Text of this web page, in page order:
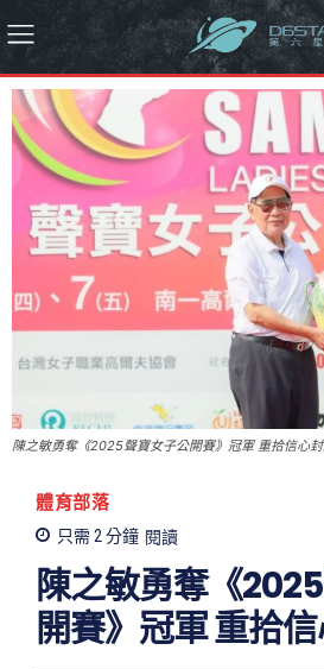
陳之敏勇奪《2025聲寶女子公開賽》冠軍 重拾信心
體育部落
只需 2分鐘 閱讀
陳之敏勇奪《
開賽》冠軍 重拾